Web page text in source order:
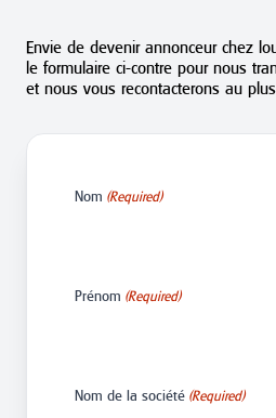
Envie de devenir annonceur chez
le formulaire ci-contre pour nous
et nous vous recontacterons au
Nom (Required)
Prénom (Required)
Nom de la société (Required)